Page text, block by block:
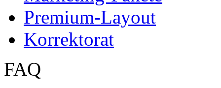
Premium-Layout
Korrektorat
FAQ